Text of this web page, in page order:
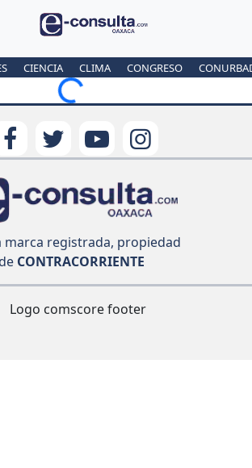
CIENCIA CLIMA CONGRESO
Loading...
marca registrada, propiedad
CONTRACORRIENTE